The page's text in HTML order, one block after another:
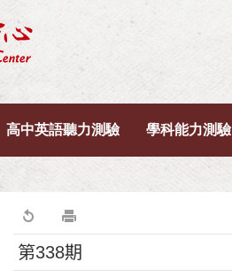
高中英語聽力測驗 學科能力測驗
第338期